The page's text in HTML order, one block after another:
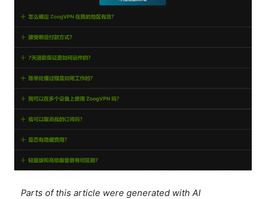
Parts of this article were generated with AI